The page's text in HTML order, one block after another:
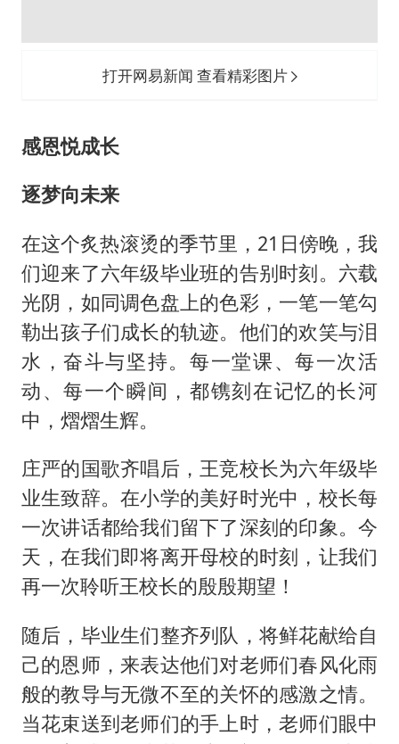
打开网易新闻 查看精彩图片
感恩悦成长
逐梦向未来
在这个炙热滚烫的季节里，21日傍晚，我
们迎来了六年级毕业班的告别时刻。六载
光阴，如同调色盘上的色彩，一笔一笔勾
勒出孩子们成长的轨迹。他们的欢笑与泪
水，奋斗与坚持。每一堂课、每一次活
动、每一个瞬间，都镌刻在记忆的长河
中，熠熠生辉。
庄严的国歌齐唱后，王竞校长为六年级毕
业生致辞。在小学的美好时光中，校长每
一次讲话都给我们留下了深刻的印象。今
天，在我们即将离开母校的时刻，让我们
再一次聆听王校长的殷殷期望！
随后，毕业生们整齐列队，将鲜花献给自
己的恩师，来表达他们对老师们春风化雨
般的教导与无微不至的关怀的感激之情。
当花束送到老师们的手上时，老师们眼中